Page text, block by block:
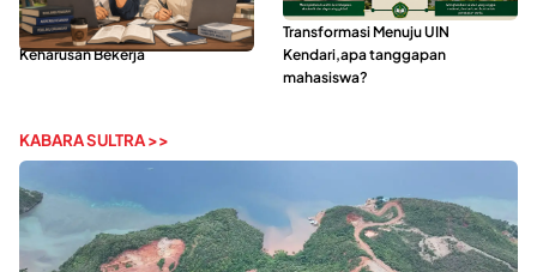
Kerasnya Kehidupan Mahasiswa di
Tengah Gempuran Tugas dan
Keharusan Bekerja
IAIN Kendari Mantapkan
Transformasi Menuju UIN
Kendari,apa tanggapan
mahasiswa?
KABARA SULTRA >>